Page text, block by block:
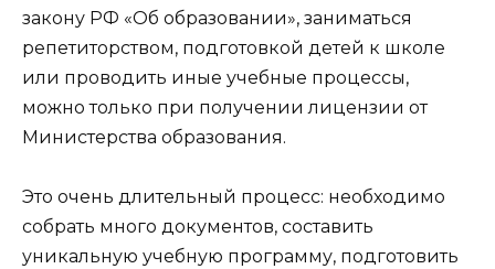
закону РФ «Об образовании», заниматься
репетиторством, подготовкой детей к школе
или проводить иные учебные процессы,
можно только при получении лицензии от
Министерства образования.
Это очень длительный процесс: необходимо
собрать много документов, составить
уникальную учебную программу, подготовить